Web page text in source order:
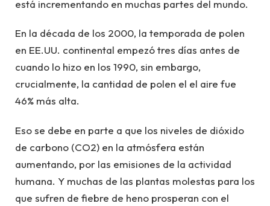
está incrementando en muchas partes del mundo.
En la década de los 2000, la temporada de polen
en EE.UU. continental empezó tres días antes de
cuando lo hizo en los 1990, sin embargo,
crucialmente, la cantidad de polen el el aire fue
46% más alta.
Eso se debe en parte a que los niveles de dióxido
de carbono (CO2) en la atmósfera están
aumentando, por las emisiones de la actividad
humana. Y muchas de las plantas molestas para los
que sufren de fiebre de heno prosperan con el